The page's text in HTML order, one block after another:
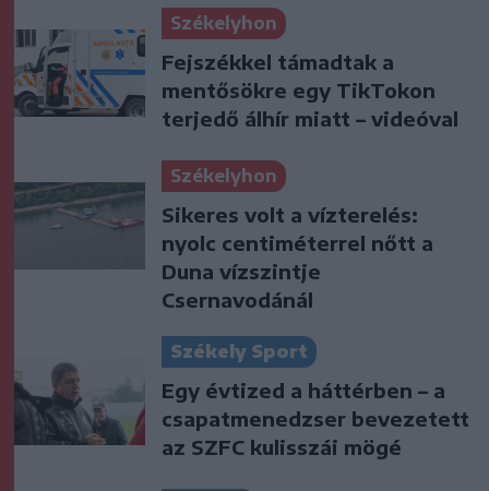
Székelyhon
Fejszékkel támadtak a
mentősökre egy TikTokon
terjedő álhír miatt – videóval
Székelyhon
Sikeres volt a vízterelés:
nyolc centiméterrel nőtt a
Duna vízszintje
Csernavodánál
Székely Sport
Egy évtized a háttérben – a
csapatmenedzser bevezetett
az SZFC kulisszái mögé